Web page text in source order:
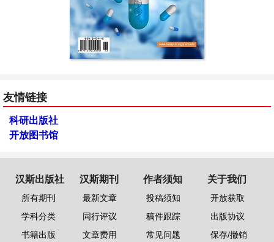
友情链接
科研出版社
开放图书馆
汉斯出版社
所有期刊
学科分类
书籍出版
汉斯期刊
最新文章
同行评议
文章费用
作者须知
投稿须知
稿件跟踪
常见问题
关于我们
开放获取
出版协议
保存/撤销